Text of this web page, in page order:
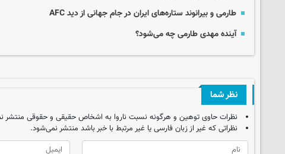
طارمی و بیرانوند ستاره‌های ایران در جام جهانی از دید AFC
آینده مهدی طارمی چه می‌شود؟
نظر شما
نظرات حاوی توهین و هرگونه نسبت ناروا به اشخاص حقیقی و حقوقی منتشر
نظراتی که غیر از زبان فارسی یا غیر مرتبط با خبر باشد منتشر نمی‌شود.